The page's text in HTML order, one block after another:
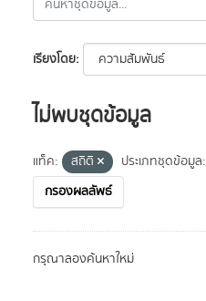
เรียงโดย
ไม่พบชุดข้อมูล
แท็ค: สถิติ ประเภทชุดข้อมูล:
กรองผลลัพธ์
กรุณาลองค้นหาใหม่